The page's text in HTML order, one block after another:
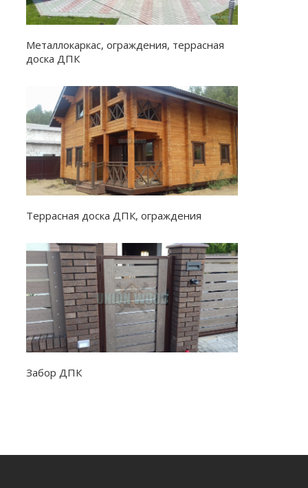
Металлокаркас, ограждения, террасная
доска ДПК
Террасная доска ДПК, ограждения
Забор ДПК